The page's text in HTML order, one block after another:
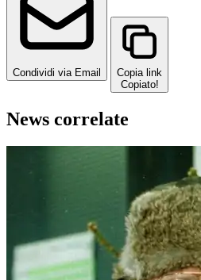
Condividi via Email
Copia link
Copiato!
News correlate